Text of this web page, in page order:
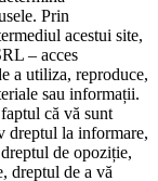
Prin
acestui site,
– acces
a utiliza, reproduce,
sau informații.
că vă sunt
dreptul la informare,
de opoziție,
dreptul de a vă